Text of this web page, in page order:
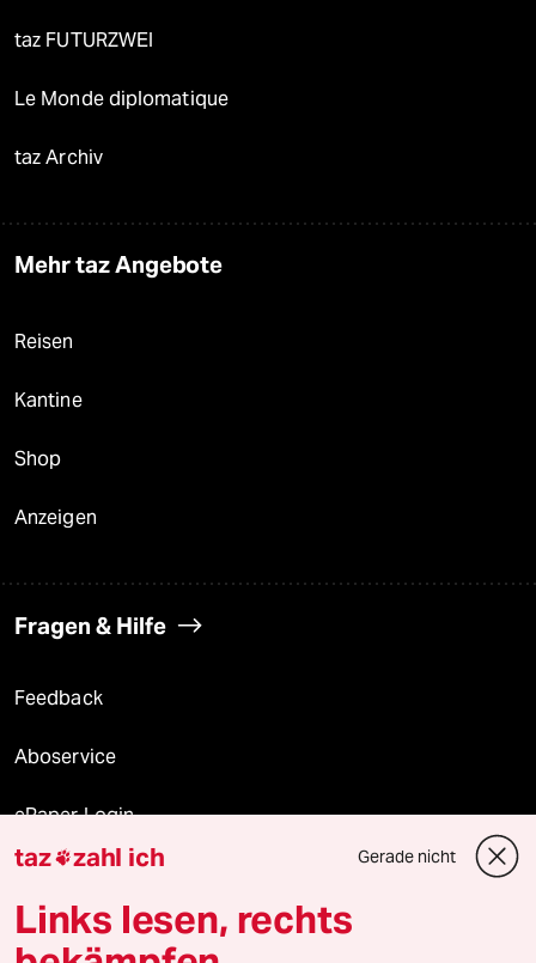
taz FUTURZWEI
Le Monde diplomatique
taz Archiv
Mehr taz Angebote
Reisen
Kantine
Shop
Anzeigen
Fragen & Hilfe
Feedback
Aboservice
ePaper Login
Downloads für Abonnierende
taz zahl ich Gerade nicht
Links lesen, rechts